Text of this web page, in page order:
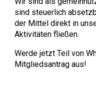
sind steuerlich
der Mittel direkt in
Aktivitäten fließen.
Werde jetzt Teil von
Mitgliedsantrag aus!